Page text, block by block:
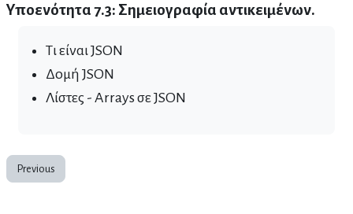
Υποενότητα 7.3: Σημειογραφία αντικειμένων.
Τι είναι JSON
Δομή JSON
Λίστες - Arrays σε JSON
Previous